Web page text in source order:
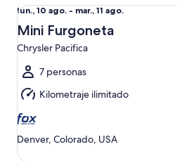
Del
lun.,
10
ago.
al
mar.,
11
ago.
lun., 10 ago. - mar., 11 ago.
Mini Furgoneta
Chrysler Pacifica
7 personas
Kilometraje ilimitado
Denver, Colorado, USA
Mini Furgoneta Chrysler Pacifica